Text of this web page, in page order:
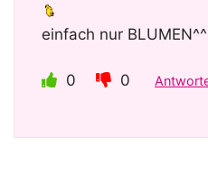
einfach nur BLUMEN^^
0 0